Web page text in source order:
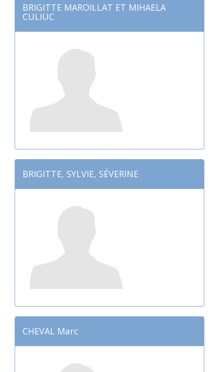
BRIGITTE MAROILLAT ET MIHAELA
CULIUC
BRIGITTE, SYLVIE, SÉVERINE
CHEVAL Marc